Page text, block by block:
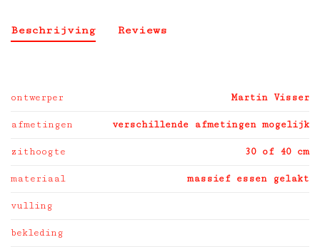
Beschrijving Reviews
ontwerper Martin Visser
afmetingen verschillende afmetingen mogelijk
zithoogte 30 of 40 cm
materiaal massief essen gelakt
vulling
bekleding